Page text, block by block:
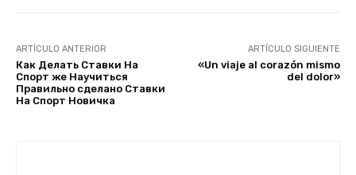
ARTÍCULO ANTERIOR
Как Делать Ставки На
Спорт же Научиться
Правильно сделано Ставки
На Спорт Новичка
ARTÍCULO SIGUIENTE
«Un viaje al corazón mismo
del dolor»